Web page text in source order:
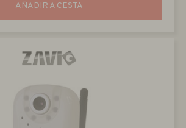
AÑADIR A CESTA